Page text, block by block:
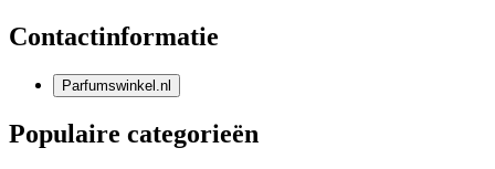
Contactinformatie
Parfumswinkel.nl
Populaire categorieën